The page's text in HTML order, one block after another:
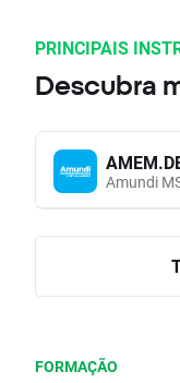
PRINCIPAIS
Descubra
FORMAÇÃO